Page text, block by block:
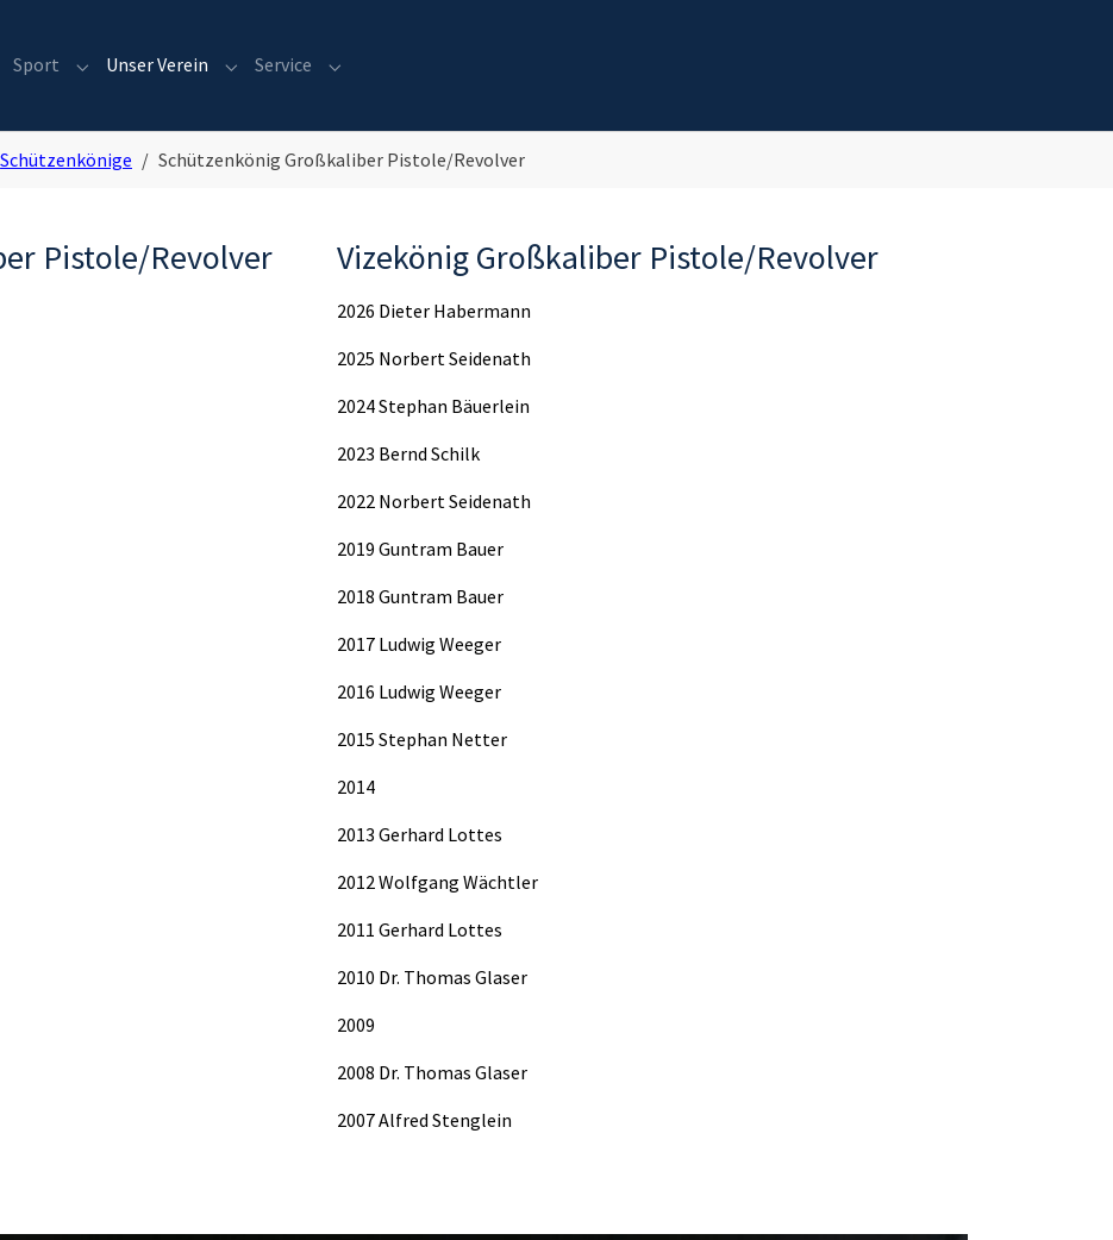
Sport Submenu for "Sport"
Unser Verein Submenu for "Unser Verein"
Service Submenu for "Service"
Schützenkönige Schützenkönig Großkaliber Pistole/Revolver
Pistole/Revolver Vizekönig Großkaliber Pistole/Revolver
2026 Dieter Habermann
2025 Norbert Seidenath
2024 Stephan Bäuerlein
2023 Bernd Schilk
2022 Norbert Seidenath
2019 Guntram Bauer
2018 Guntram Bauer
2017 Ludwig Weeger
2016 Ludwig Weeger
2015 Stephan Netter
2014
2013 Gerhard Lottes
2012 Wolfgang Wächtler
2011 Gerhard Lottes
2010 Dr. Thomas Glaser
2009
2008 Dr. Thomas Glaser
2007 Alfred Stenglein